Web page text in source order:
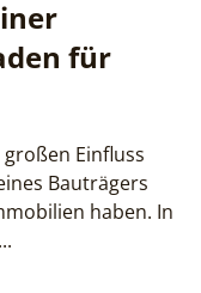
für
Einfluss
Bauträgers
haben. In